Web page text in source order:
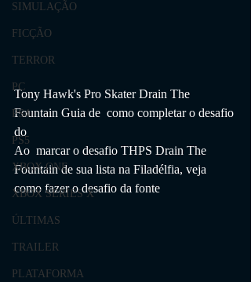
SIMULAÇÃO
FICÇÃO
TERROR
PC
PS4
PS5
XBOX ONE
XBOX SERIES X
ÚLTIMAS
TRAILER
PLATAFORMA
Tony Hawk's Pro Skater Drain The
Fountain Guia de  como completar o desafio
do
Ao  marcar o desafio THPS Drain The
Fountain de sua lista na Filadélfia, veja
como fazer o desafio da fonte